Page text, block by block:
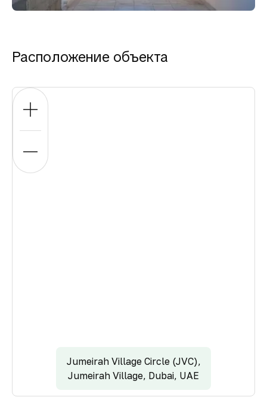
Расположение объекта
Jumeirah Village Circle (JVC),
Jumeirah Village, Dubai, UAE